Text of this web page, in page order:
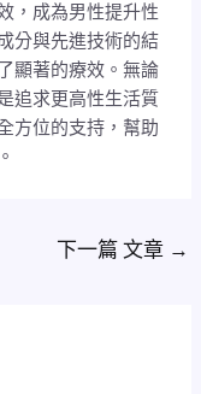
，成為男性提升性
分與先進技術的結
顯著的療效。無論
追求更高性生活質
方位的支持，幫助
下一篇 文章 →